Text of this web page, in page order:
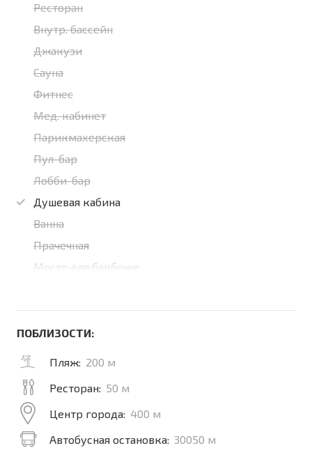
Ресторан
Внутр. бассейн
Джакузи
Сауна
Фитнес
Мед. кабинет
Парикмахерская
Пул-бар
Лобби-бар
Душевая кабина
Ванна
Прачечная
Место для барбекю
ПОБЛИЗОСТИ:
Пляж: 200 м
Ресторан: 50 м
Центр города: 400 м
Автобусная остановка: 30050 м